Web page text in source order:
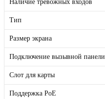
Наличие тревожных входов
Тип
Размер экрана
Подключение вызывной панели
Слот для карты
Поддержка PoE